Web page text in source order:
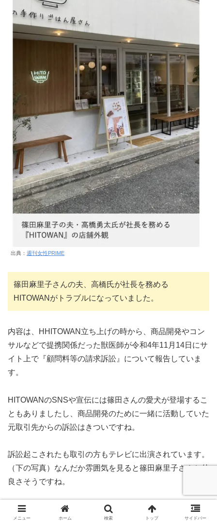
出典： 週刊女性PRIME
篠田麻里子さんの夫、高橋氏が社長を務める
HITOWANがトラブルになっていました。
内容は、HHITOWAN立ち上げの時から、商品開発やコン
サルなどで提携関係だった獣医師が令和4年11月14日にサ
イト上で『顧問料等の請求訴訟』について報告していま
す。
HITOWANのSNSや宣伝には篠田さんの愛犬が登場するこ
ともありましたし、商品開発のために一緒に活動していた
元取引先からの訴訟はきついですね。
訴訟起こされたも取引の方もテレビに出演されています。
（下の写真）なんだか雰囲気を見ると篠田麻里子さんと仲
良さそうですね。
訴訟起こしたのも篠田さんの戦略なのか？と思ってしまい
メニュー ホーム 検索 トップ サイドバー